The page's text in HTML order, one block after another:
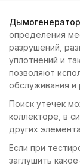
определения
разрушений,
уплотнений и
позволяют
обслуживания и
Поиск утечек
коллекторе, в
других
Если при
заглушить